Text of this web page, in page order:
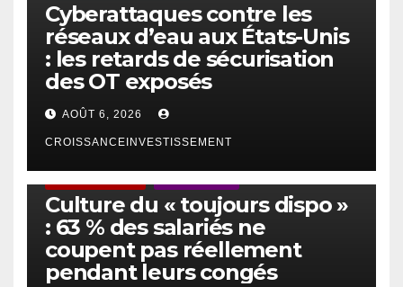
Cyberattaques contre les
réseaux d’eau aux États-Unis
: les retards de sécurisation
des OT exposés
AOÛT 6, 2026
CROISSANCEINVESTISSEMENT
Culture du « toujours dispo »
: 63 % des salariés ne
coupent pas réellement
pendant leurs congés